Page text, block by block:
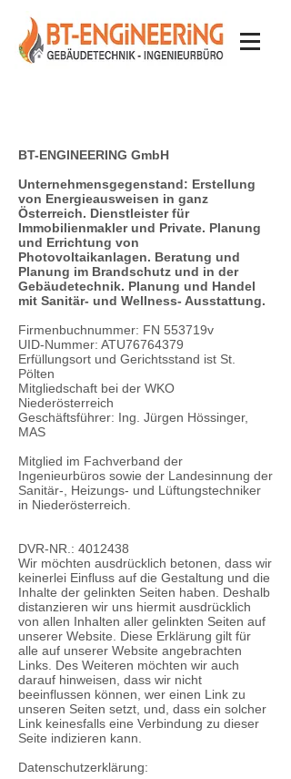
BT-ENGINEERING GmbH
Unternehmensgegenstand: Erstellung
von Energieausweisen in ganz
Österreich. Dienstleister für
Immobilienmakler und Private. Planung
und Errichtung von
Photovoltaikanlagen. Beratung und
Planung im Brandschutz und in der
Gebäudetechnik. Planung und Handel
mit Sanitär- und Wellness- Ausstattung.
Firmenbuchnummer: FN 553719v
UID-Nummer: ATU76764379
Erfüllungsort und Gerichtsstand ist St.
Pölten
Mitgliedschaft bei der WKO
Niederösterreich
Geschäftsführer: Ing. Jürgen Hössinger,
MAS
Mitglied im Fachverband der
Ingenieurbüros sowie der Landesinnung der
Sanitär-, Heizungs- und Lüftungstechniker
in Niederösterreich.
DVR-NR.: 4012438
Wir möchten ausdrücklich betonen, dass wir
keinerlei Einfluss auf die Gestaltung und die
Inhalte der gelinkten Seiten haben. Deshalb
distanzieren wir uns hiermit ausdrücklich
von allen Inhalten aller gelinkten Seiten auf
unserer Website. Diese Erklärung gilt für
alle auf unserer Website angebrachten
Links. Des Weiteren möchten wir auch
darauf hinweisen, dass wir nicht
beeinflussen können, wer einen Link zu
unseren Seiten setzt, und, dass ein solcher
Link keinesfalls eine Verbindung zu dieser
Seite indizieren kann.
Datenschutzerklärung: